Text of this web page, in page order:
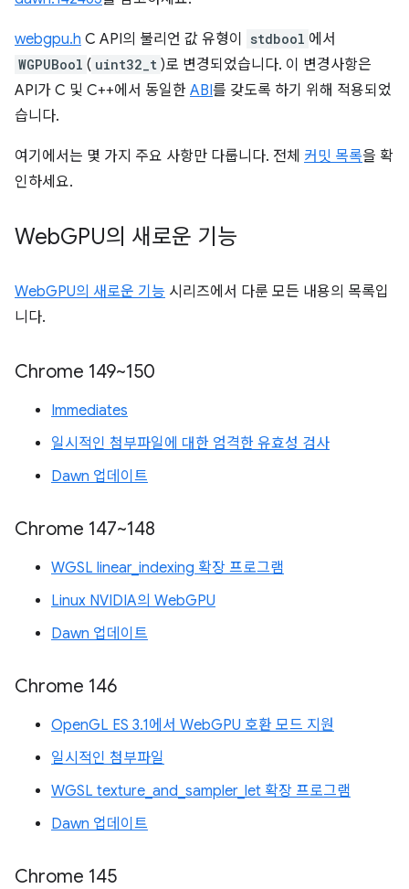
webgpu.h C API의 불리언 값 유형이 stdbool 에서
WGPUBool ( uint32_t )로 변경되었습니다. 이 변경사항은
API가 C 및 C++에서 동일한 ABI를 갖도록 하기 위해 적용되었
습니다.
여기에서는 몇 가지 주요 사항만 다룹니다. 전체 커밋 목록을 확
인하세요.
WebGPU의 새로운 기능
WebGPU의 새로운 기능 시리즈에서 다룬 모든 내용의 목록입
니다.
Chrome 149~150
Immediates
일시적인 첨부파일에 대한 엄격한 유효성 검사
Dawn 업데이트
Chrome 147~148
WGSL linear_indexing 확장 프로그램
Linux NVIDIA의 WebGPU
Dawn 업데이트
Chrome 146
OpenGL ES 3.1에서 WebGPU 호환 모드 지원
일시적인 첨부파일
WGSL texture_and_sampler_let 확장 프로그램
Dawn 업데이트
Chrome 145